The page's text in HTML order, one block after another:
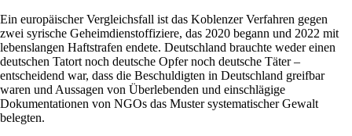
Ein europäischer Vergleichsfall ist das Koblenzer Verfahren gegen
zwei syrische Geheimdienstoffiziere, das 2020 begann und 2022 mit
lebenslangen Haftstrafen endete. Deutschland brauchte weder einen
deutschen Tatort noch deutsche Opfer noch deutsche Täter –
entscheidend war, dass die Beschuldigten in Deutschland greifbar
waren und Aussagen von Überlebenden und einschlägige
Dokumentationen von NGOs das Muster systematischer Gewalt
belegten.